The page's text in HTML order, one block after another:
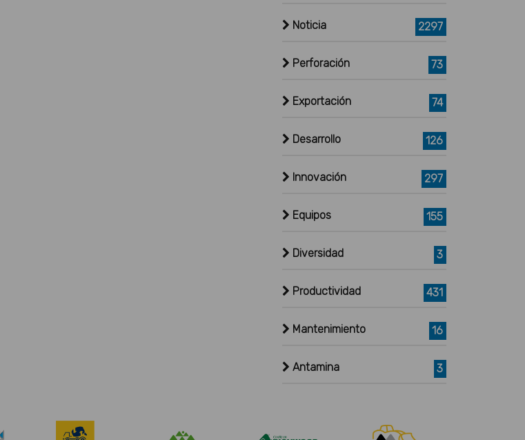
Noticia 2297
Perforación 73
Exportación 74
Desarrollo 126
Innovación 297
Equipos 155
Diversidad 3
Productividad 431
Mantenimiento 16
Antamina 3